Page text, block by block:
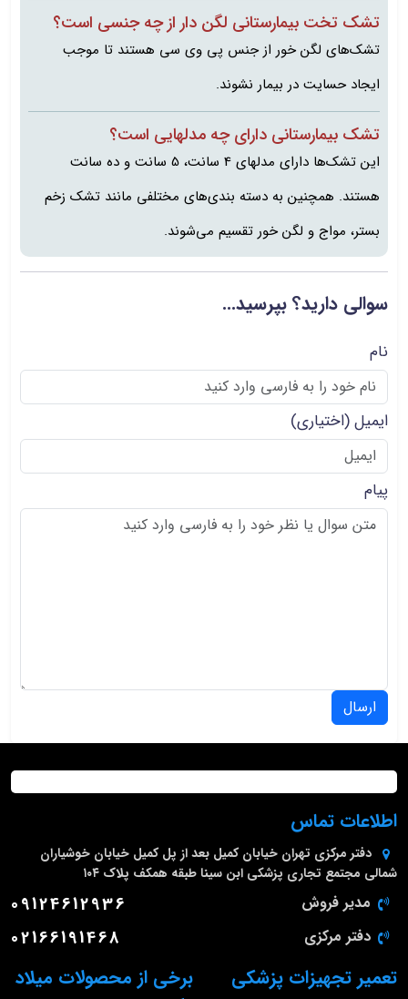
تشک تخت بیمارستانی لگن دار از چه جنسی است؟
تشک‌های لگن خور از جنس پی وی سی هستند تا موجب
ایجاد حسایت در بیمار نشوند.
تشک بیمارستانی دارای چه مدلهایی است؟
این تشک‌ها دارای مدلهای 4 سانت، 5 سانت و ده سانت
هستند. همچنین به دسته بندی‌های مختلفی مانند تشک زخم
بستر، مواج و لگن خور تقسیم می‌شوند.
سوالی دارید؟ بپرسید...
نام
ایمیل(اختیاری)
پیام
ارسال
برخی از محصولات میلاد
تعمیر تجهیزات پزشکی
اطلاعات تماس
دفتر مرکزی تهران خیابان کمیل بعد از پل کمیل خیابان خوشیاران
شمالی مجتمع تجاری پزشکی ابن سینا طبقه همکف پلاک ۱۰۴
مدیر فروش 09124612936
دفتر مرکزی 02166191468